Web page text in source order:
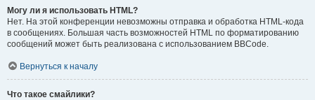
Могу ли я использовать HTML?
Нет. На этой конференции невозможны отправка и обработка HTML-кода
в сообщениях. Большая часть возможностей HTML по форматированию
сообщений может быть реализована с использованием BBCode.
Вернуться к началу
Что такое смайлики?